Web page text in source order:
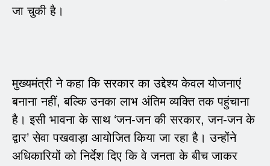
जा चुकी है।
मुख्यमंत्री ने कहा कि सरकार का उद्देश्य केवल योजनाएं
बनाना नहीं, बल्कि उनका लाभ अंतिम व्यक्ति तक पहुंचाना
है। इसी भावना के साथ ‘जन-जन की सरकार, जन-जन के
द्वार’ सेवा पखवाड़ा आयोजित किया जा रहा है। उन्होंने
अधिकारियों को निर्देश दिए कि वे जनता के बीच जाकर